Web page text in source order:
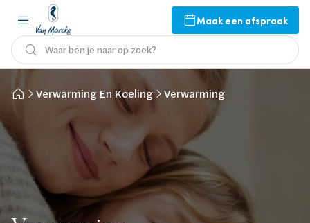
Maak een afspraak
Waar ben je naar op zoek?
Verwarming En Koeling Verwarming